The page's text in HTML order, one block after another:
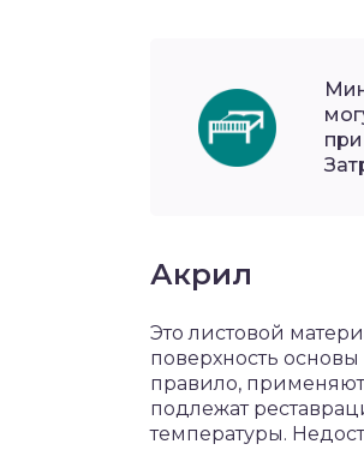
Акрил
Это листовой
поверхность
правило,
подлежат
температуры.